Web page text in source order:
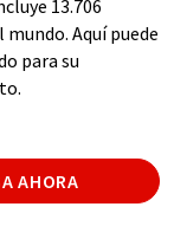
13.706
Aquí puede
para su
AHORA